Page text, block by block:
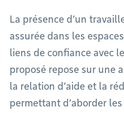
La présence d’un
assurée dans les
liens de confiance avec
proposé repose sur une
la relation d’aide et la
permettant d’aborder